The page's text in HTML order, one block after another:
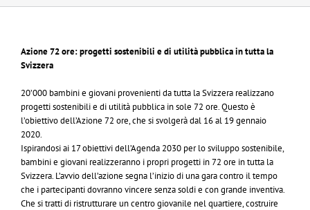
Azione 72 ore: progetti sostenibili e di utilità pubblica in tutta la
Svizzera
20’000 bambini e giovani provenienti da tutta la Svizzera realizzano
progetti sostenibili e di utilità pubblica in sole 72 ore. Questo è
l’obiettivo dell’Azione 72 ore, che si svolgerà dal 16 al 19 gennaio
2020.
Ispirandosi ai 17 obiettivi dell’Agenda 2030 per lo sviluppo sostenibile,
bambini e giovani realizzeranno i propri progetti in 72 ore in tutta la
Svizzera. L’avvio dell’azione segna l’inizio di una gara contro il tempo
che i partecipanti dovranno vincere senza soldi e con grande inventiva.
Che si tratti di ristrutturare un centro giovanile nel quartiere, costruire